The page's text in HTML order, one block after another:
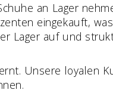
an Lager
eingekauft,
Lager auf und
Unsere loyalen